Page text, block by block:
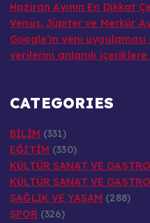
Haziran Ayının En Dikkat
Venüs, Jüpiter ve Merkür
Google’ın yeni
verilerini anlamlı
CATEGORIES
BİLİM (331)
EĞİTİM (330)
KÜLTÜR SANAT VE
KÜLTÜR SANAT VE
SAĞLIK VE YAŞAM (288)
SPOR (326)